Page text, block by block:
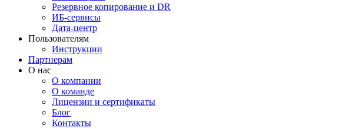
Резервное копирование и DR
ИБ-сервисы
Дата-центр
Пользователям
Инструкции
Партнерам
О нас
О компании
О команде
Лицензии и сертификаты
Блог
Контакты